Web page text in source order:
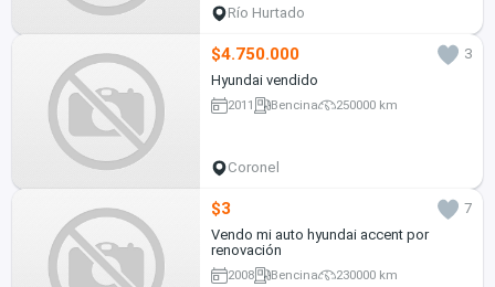
Río Hurtado
$4.750.000
3
Hyundai vendido
2011 Bencina 250000 km
Coronel
$3
7
Vendo mi auto hyundai accent por
renovación
2008 Bencina 230000 km